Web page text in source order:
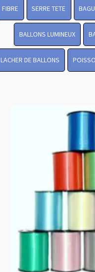
FIBRE SERRE TETE
BALLONS LUMINEUX
LACHER DE BALLONS